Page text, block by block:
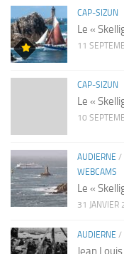
CAP-SIZUN
Le «
11
CAP-SIZUN
Le «
10
AUDIERNE /
WEBCAMS
Le «
31 JANVIER
AUDIERNE /
Jean